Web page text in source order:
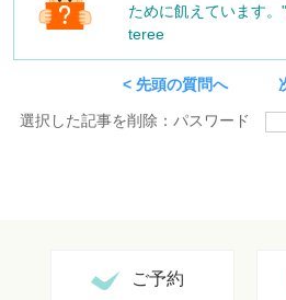
ために飢えています
teree
< 先頭の質問へ
選択した記事を削除： パスワード
ご予約